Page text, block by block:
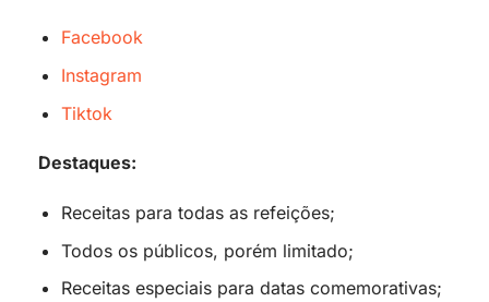
Facebook
Instagram
Tiktok
Destaques:
Receitas para todas as refeições;
Todos os públicos, porém limitado;
Receitas especiais para datas comemorativas;